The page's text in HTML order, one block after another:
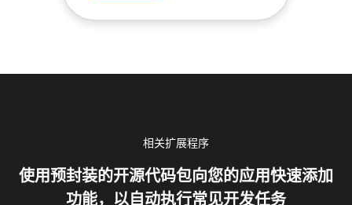
相关扩展程序
使用预封装的开源代码包向您的应用快速添加
功能，以自动执行常见开发任务